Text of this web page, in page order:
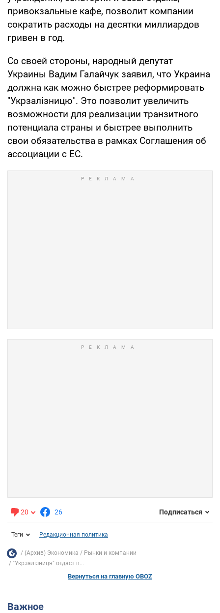
привокзальные кафе, позволит компании
сократить расходы на десятки миллиардов
гривен в год.
Со своей стороны, народный депутат
Украины Вадим Галайчук заявил, что Украина
должна как можно быстрее реформировать
"Укрзалізницю". Это позволит увеличить
возможности для реализации транзитного
потенциала страны и быстрее выполнить
свои обязательства в рамках Соглашения об
ассоциации с ЕС.
20 26 Подписаться
Теги Редакционная политика
(Архив) Экономика
Рынки и компании
"Укрзалізниця" отдаст в...
Вернуться на главную OBOZ
Важное